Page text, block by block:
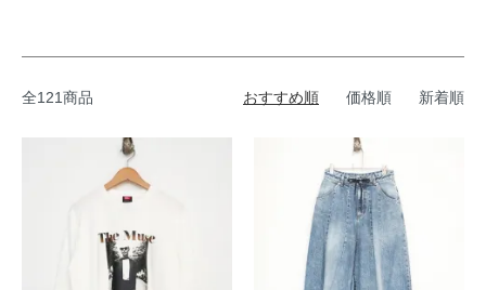
全121商品 おすすめ順 価格順 新着順